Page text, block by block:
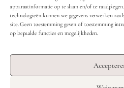
apparaatinformatie op te slaan en/of te
technologieën kunnen we gegevens verwerken
site. Geen toestemming geven of toestemming
op bepaalde functies en mogelijkheden.